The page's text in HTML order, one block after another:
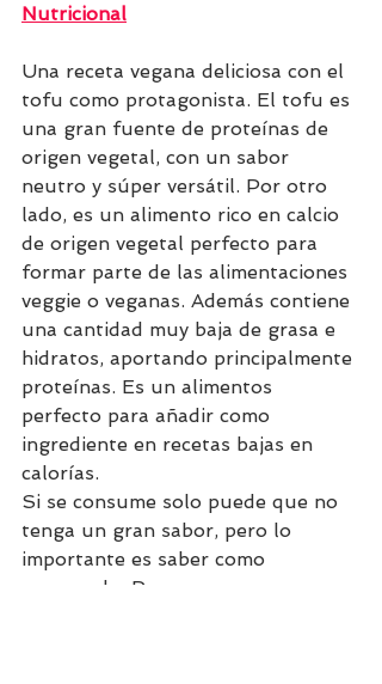
Nutricional
Una receta vegana deliciosa con el
tofu como protagonista. El tofu es
una gran fuente de proteínas de
origen vegetal, con un sabor
neutro y súper versátil. Por otro
lado, es un alimento rico en calcio
de origen vegetal perfecto para
formar parte de las alimentaciones
veggie o veganas. Además contiene
una cantidad muy baja de grasa e
hidratos, aportando principalmente
proteínas. Es un alimentos
perfecto para añadir como
ingrediente en recetas bajas en
calorías.
Si se consume solo puede que no
tenga un gran sabor, pero lo
importante es saber como
prepararlo. Para eso es